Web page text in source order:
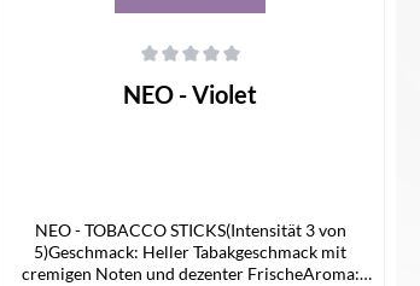
NEO - Violet
NEO - TOBACCO STICKS(Intensität 3 von
5)Geschmack: Heller Tabakgeschmack mit
cremigen Noten und dezenter FrischeAroma: